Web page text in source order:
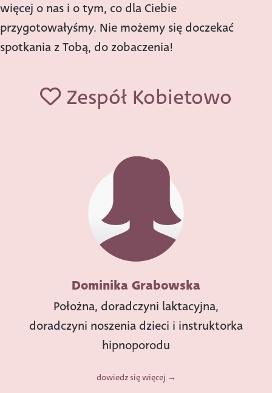
więcej o nas i o tym, co dla Ciebie
przygotowałyśmy. Nie możemy się doczekać
spotkania z Tobą, do zobaczenia!
Zespół Kobietowo
Dominika Grabowska
Położna, doradczyni laktacyjna,
doradczyni noszenia dzieci i instruktorka
hipnoporodu
dowiedz się więcej